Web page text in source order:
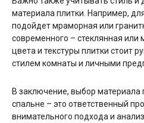
материала плитки. Например,
подойдет мраморная или
современного – стеклянная или
цвета и текстуры плитки стоит
стилем комнаты и личными
В заключение, выбор материала
спальне – это ответственный
внимательного подхода и